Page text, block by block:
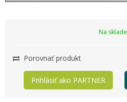
Na sklade
Porovnať produkt
Prihlásiť ako PARTNER